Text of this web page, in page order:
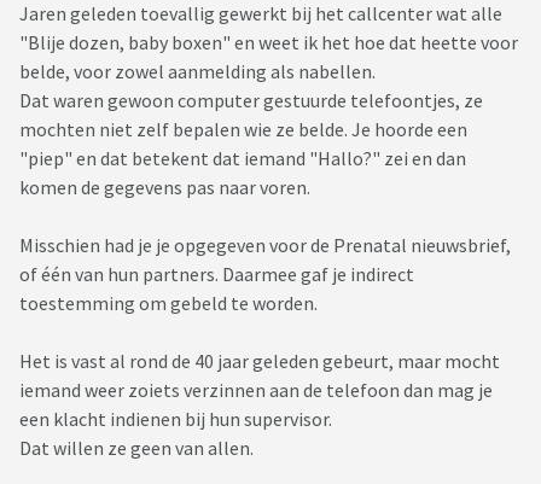
Jaren geleden toevallig gewerkt bij het callcenter wat alle
"Blije dozen, baby boxen" en weet ik het hoe dat heette voor
belde, voor zowel aanmelding als nabellen.
Dat waren gewoon computer gestuurde telefoontjes, ze
mochten niet zelf bepalen wie ze belde. Je hoorde een
"piep" en dat betekent dat iemand "Hallo?" zei en dan
komen de gegevens pas naar voren.
Misschien had je je opgegeven voor de Prenatal nieuwsbrief,
of één van hun partners. Daarmee gaf je indirect
toestemming om gebeld te worden.
Het is vast al rond de 40 jaar geleden gebeurt, maar mocht
iemand weer zoiets verzinnen aan de telefoon dan mag je
een klacht indienen bij hun supervisor.
Dat willen ze geen van allen.